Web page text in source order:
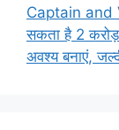
Captain and
सकता है 2 करोड़
अवश्य बनाएं,